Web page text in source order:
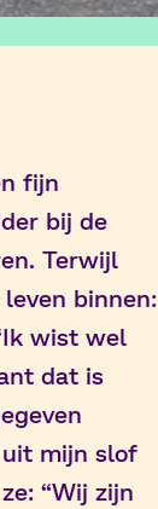
fijn
bij de
Terwijl
binnen:
wist wel
dat is
mijn slof
“Wij zijn